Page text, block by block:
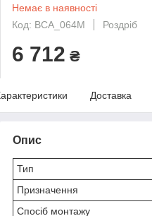
Немає в наявності
Код: BCA_064M
Роздріб
6 712 ₴
Доставка
Опис
Тип
Призначення
Спосіб монтажу